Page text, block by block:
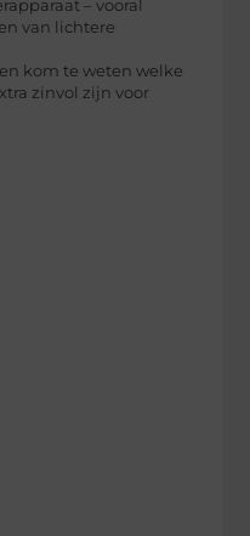
– vooral
van lichtere
kom te weten welke
zinvol zijn voor